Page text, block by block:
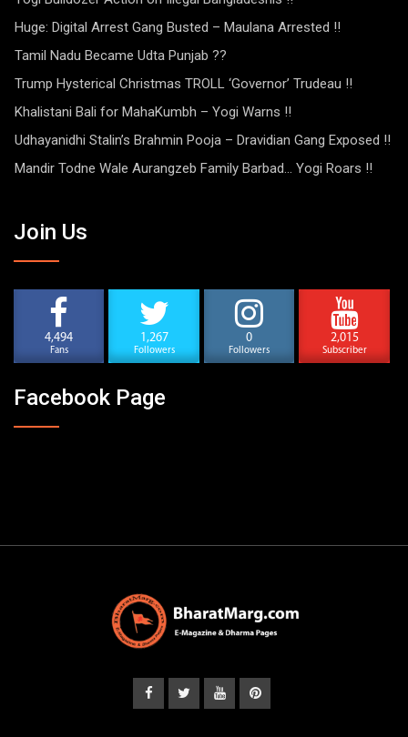
Huge: Digital Arrest Gang Busted – Maulana Arrested !!
Tamil Nadu Became Udta Punjab ??
Trump Hysterical Christmas TROLL ‘Governor’ Trudeau !!
Khalistani Bali for MahaKumbh – Yogi Warns !!
Udhayanidhi Stalin’s Brahmin Pooja – Dravidian Gang Exposed !!
Mandir Todne Wale Aurangzeb Family Barbad… Yogi Roars !!
Join Us
4,494
Fans
1,267
Followers
0
Followers
2,015
Subscriber
Facebook Page